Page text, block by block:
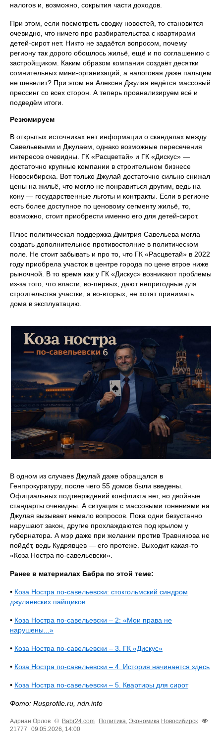
налогов и, возможно, сокрытия части доходов.
При этом, если посмотреть сводку новостей, то становится
очевидно, что ничего про разбирательства с квартирами
детей‑сирот нет. Никто не задаётся вопросом, почему
региону так дорого обошлось жильё, ещё и по соглашению с
застройщиком. Каким образом компания создаёт десятки
сомнительных мини‑организаций, а налоговая даже пальцем
не шевелит? При этом на Алексея Джулая ведётся массовый
прессинг со всех сторон. А теперь проанализируем всё и
подведём итоги.
Резюмируем
В открытых источниках нет информации о скандалах между
Савельевыми и Джулаем, однако возможные пересечения
интересов очевидны. ГК «Расцветай» и ГК «Дискус» —
достаточно крупные компании в строительном бизнесе
Новосибирска. Вот только Джулай достаточно сильно снижал
цены на жильё, что могло не понравиться другим, ведь на
кону — государственные льготы и контракты. Если в регионе
есть более доступное по ценовому сегменту жильё, то,
возможно, стоит приобрести именно его для детей‑сирот.
Плюс политическая поддержка Дмитрия Савельева могла
создать дополнительное противостояние в политическом
поле. Не стоит забывать и про то, что ГК «Расцветай» в 2022
году приобрела участок в центре города по цене втрое ниже
рыночной. В то время как у ГК «Дискус» возникают проблемы
из‑за того, что власти, во-первых, дают непригодные для
строительства участки, а во-вторых, не хотят принимать
дома в эксплуатацию.
В одном из случаев Джулай даже обращался в
Генпрокуратуру, после чего 55 домов были введены.
Официальных подтверждений конфликта нет, но двойные
стандарты очевидны. А ситуация с массовыми гонениями на
Джулая вызывает немало вопросов. Пока одни безустанно
нарушают закон, другие прохлаждаются под крылом у
губернатора. А мэр даже при желании против Травникова не
пойдёт, ведь Кудрявцев — его протеже. Выходит какая‑то
«Коза Ностра по‑савельевски».
Ранее в материалах Бабра по этой теме:
• Коза Ностра по-савельевски: стокгольмский синдром
джулаевских пайщиков
• Коза Ностра по-савельевски – 2: «Мои права не
нарушены...»
• Коза Ностра по-савельевски – 3. ГК «Дискус»
• Коза Ностра по-савельевски – 4. История начинается здесь
• Коза Ностра по-савельевски – 5. Квартиры для сирот
Фото: Rusprofile.ru, ndn.info
Адриан Орлов © Babr24.com Политика Экономика Новосибирск
21777
09.05.2026, 14:00